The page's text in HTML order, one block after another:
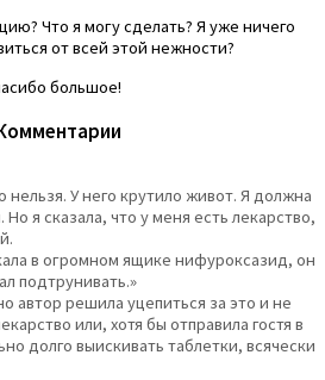
Что я могу сделать? Я уже ничего
от всей этой нежности?
большое!
нельзя. У него крутило живот. Я должна
я сказала, что у меня есть лекарство,
в огромном ящике нифуроксазид, он
подтрунивать.»
автор решила уцепиться за это и не
или, хотя бы отправила гостя в
долго выискивать таблетки, всячески